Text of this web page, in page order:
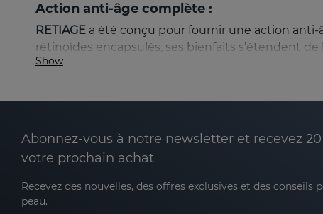
Action anti-âge complète :
RETIAGE a été conçu pour fournir une action
rétinoïdes encapsulés, ses bienfaits s’étendent
Augmentation de la fermeté : stimule la
peau.
Hydratation intensive et durable :la synergie
Show
Abonnez-vous à notre newsletter et recevez
votre prochain achat
Recevez des nouvelles, des offres exclusives et des conseils
peau.